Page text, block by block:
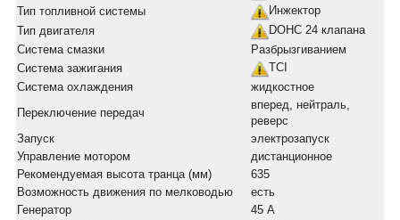
Тип топливной системы
Инжектор
Тип двигателя
DOHC 24 клапана
Система смазки
Разбрызгиванием
Система зажигания
TCI
Система охлаждения
жидкостное
Переключение передач
вперед, нейтраль,
реверс
Запуск
электрозапуск
Управление мотором
дистанционное
Рекомендуемая высота транца (мм)
635
Возможность движения по мелководью
есть
Генератор
45 А